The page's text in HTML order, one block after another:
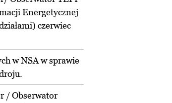
Energetycznej
czerwiec
w NSA w sprawie
/ Obserwator